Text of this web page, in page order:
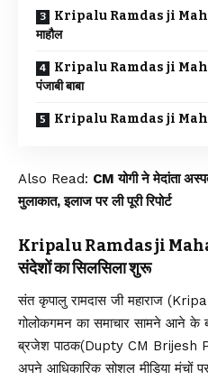
Kripalu Ramdas ji
माहौल
Kripalu Ramdas ji
पंजाबी बाबा
Kripalu Ramdas ji
Also Read: CM योगी ने मेदांता
मुलाकात, इलाज पर ली पूरी रिपोर्ट
Kripalu Ramdas ji
संदेशों का सिलसिला शुरू
संत कृपालु रामदास जी महाराज
गोलोकगमन का समाचार सामने आने के
ब्रजेश पाठक(Dupty CM Brijesh
अपने आधिकारिक सोशल मीडिया मंचों